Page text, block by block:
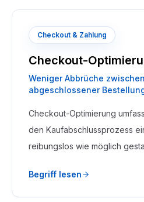
Checkout & Zahlung
Checkout-
Weniger Abbrüche
abgeschlossener
Checkout-Optimierung
den Kaufabschlussprozess
reibungslos wie möglich
zu erhöhen.
Begriff lesen